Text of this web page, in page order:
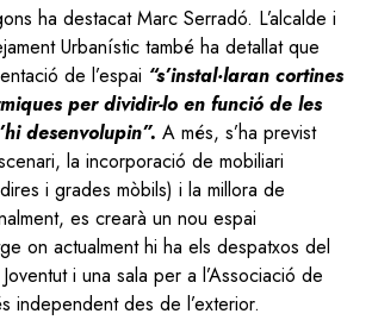
ha destacat Marc Serradó. L’alcalde i
Urbanístic també ha detallat que
de l’espai “s’instal·laran cortines
per dividir-lo en funció de les
desenvolupin”. A més, s’ha previst
la incorporació de mobiliari
i grades mòbils) i la millora de
es crearà un nou espai
on actualment hi ha els despatxos del
i una sala per a l’Associació de
independent des de l’exterior.